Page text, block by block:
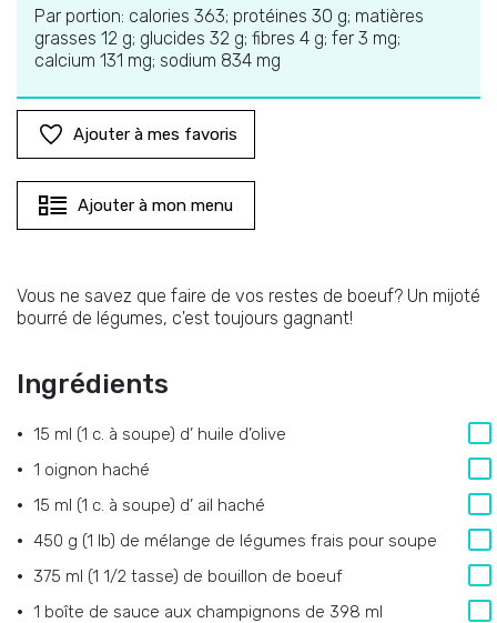
Par portion: calories 363; protéines 30 g; matières
grasses 12 g; glucides 32 g; fibres 4 g; fer 3 mg;
calcium 131 mg; sodium 834 mg
Ajouter à mes favoris
Ajouter à mon menu
Vous ne savez que faire de vos restes de boeuf? Un mijoté
bourré de légumes, c'est toujours gagnant!
Ingrédients
15 ml (1 c. à soupe) d’ huile d’olive
1 oignon haché
15 ml (1 c. à soupe) d’ ail haché
450 g (1 lb) de mélange de légumes frais pour soupe
375 ml (1 1/2 tasse) de bouillon de boeuf
1 boîte de sauce aux champignons de 398 ml